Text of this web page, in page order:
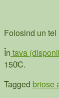
Folosind un
În tava
150ͦC.
Tagged briose